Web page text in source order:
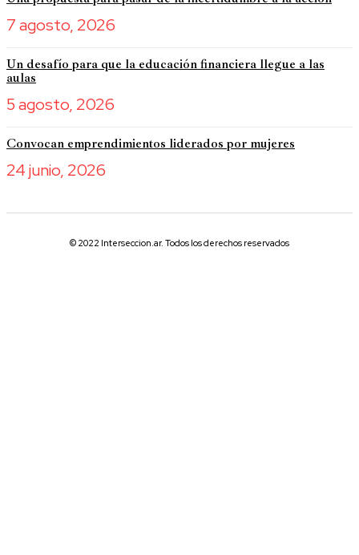
7 agosto, 2026
Un desafío para que la educación financiera llegue a las
aulas
5 agosto, 2026
Convocan emprendimientos liderados por mujeres
24 junio, 2026
© 2022 Interseccion.ar. Todos los derechos reservados